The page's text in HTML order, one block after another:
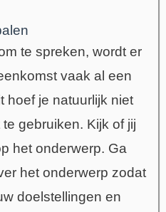
te spreken, wordt er
vaak al een
hoef je natuurlijk niet
gebruiken. Kijk of jij
het onderwerp. Ga
het onderwerp zodat
doelstellingen en